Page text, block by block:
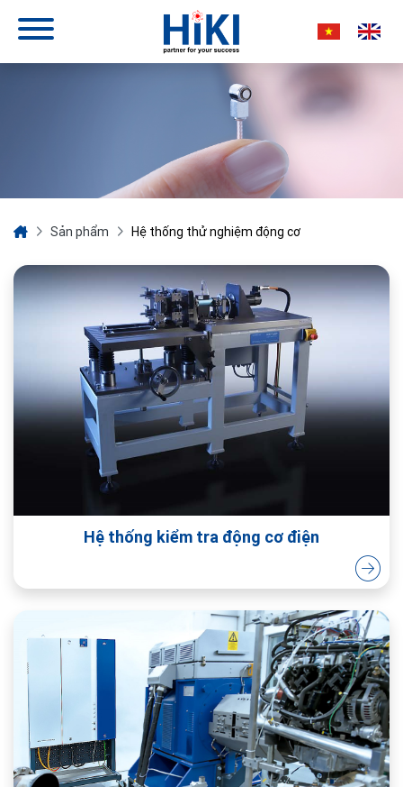
Sản phẩm Hệ thống thử nghiệm động cơ
Hệ thống kiểm tra động cơ điện